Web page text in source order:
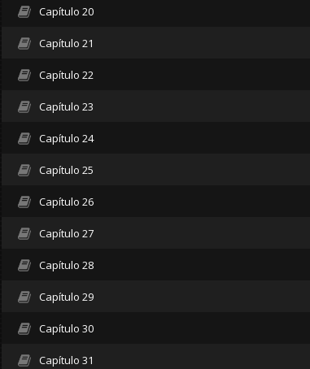
Capítulo 20
Capítulo 21
Capítulo 22
Capítulo 23
Capítulo 24
Capítulo 25
Capítulo 26
Capítulo 27
Capítulo 28
Capítulo 29
Capítulo 30
Capítulo 31